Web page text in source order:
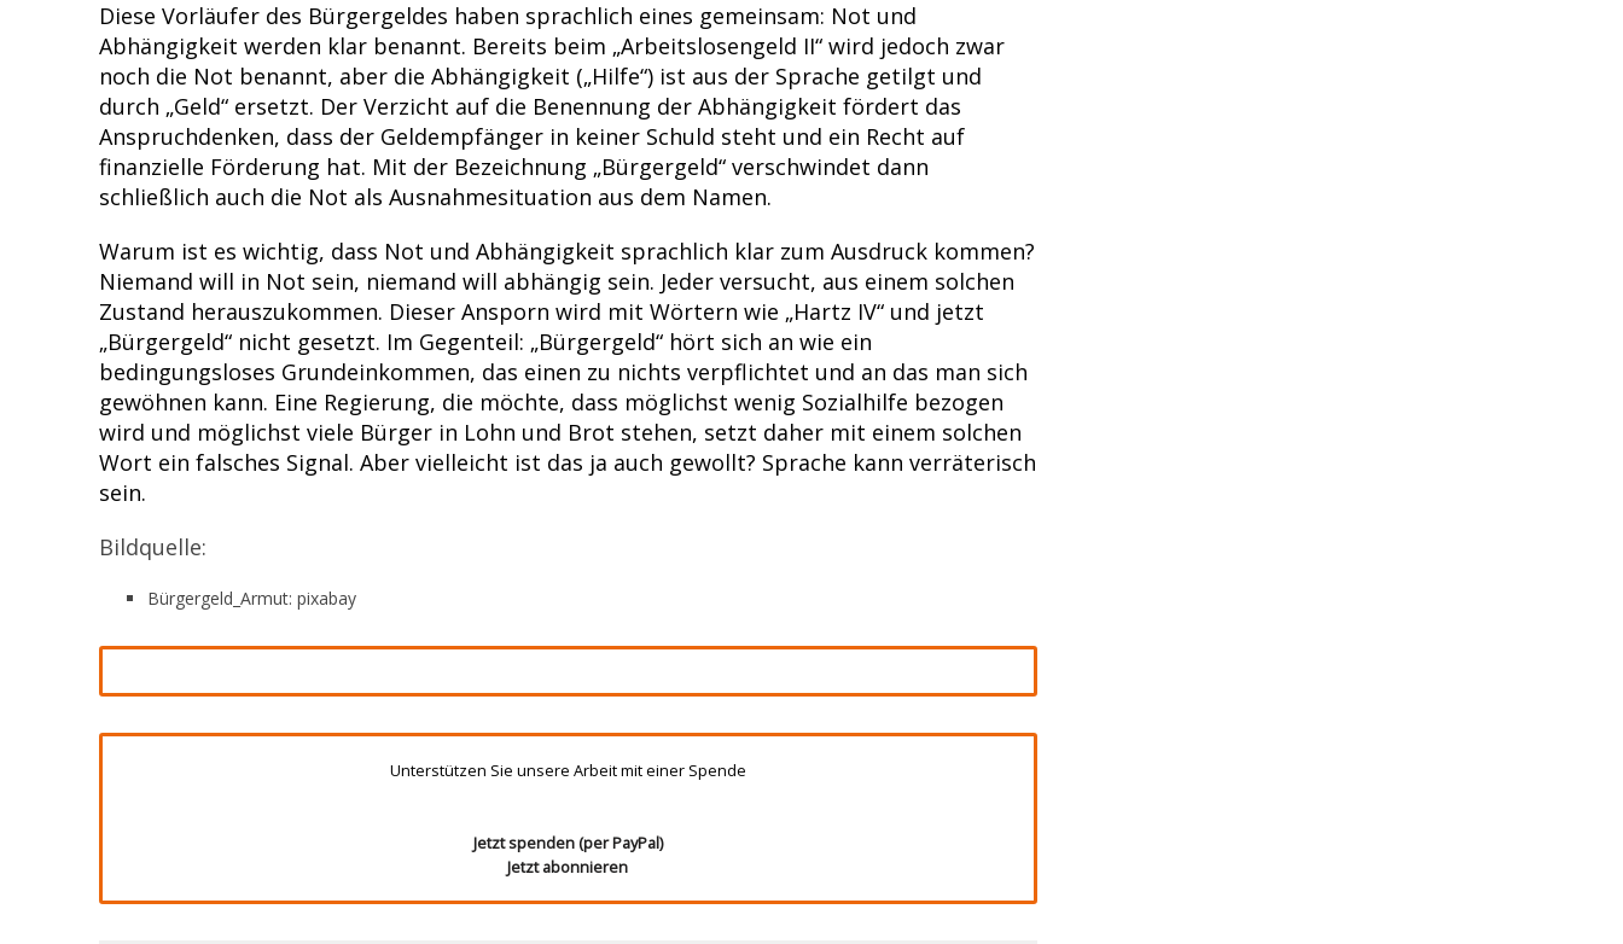
Diese Vorläufer des Bürgergeldes haben sprachlich eines gemeinsam: Not und
Abhängigkeit werden klar benannt. Bereits beim „Arbeitslosengeld II“ wird jedoch zwar
noch die Not benannt, aber die Abhängigkeit („Hilfe“) ist aus der Sprache getilgt und
durch „Geld“ ersetzt. Der Verzicht auf die Benennung der Abhängigkeit fördert das
Anspruchdenken, dass der Geldempfänger in keiner Schuld steht und ein Recht auf
finanzielle Förderung hat. Mit der Bezeichnung „Bürgergeld“ verschwindet dann
schließlich auch die Not als Ausnahmesituation aus dem Namen.
Warum ist es wichtig, dass Not und Abhängigkeit sprachlich klar zum Ausdruck kommen?
Niemand will in Not sein, niemand will abhängig sein. Jeder versucht, aus einem solchen
Zustand herauszukommen. Dieser Ansporn wird mit Wörtern wie „Hartz IV“ und jetzt
„Bürgergeld“ nicht gesetzt. Im Gegenteil: „Bürgergeld“ hört sich an wie ein
bedingungsloses Grundeinkommen, das einen zu nichts verpflichtet und an das man sich
gewöhnen kann. Eine Regierung, die möchte, dass möglichst wenig Sozialhilfe bezogen
wird und möglichst viele Bürger in Lohn und Brot stehen, setzt daher mit einem solchen
Wort ein falsches Signal. Aber vielleicht ist das ja auch gewollt? Sprache kann verräterisch
sein.
Bildquelle:
Bürgergeld_Armut: pixabay
Unterstützen Sie unsere Arbeit mit einer Spende
Jetzt spenden (per PayPal)
Jetzt abonnieren